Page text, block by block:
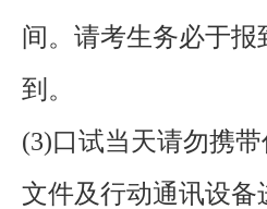
间。请考生务必于报
到。
(3)口试当天请勿携
文件及行动通讯设备